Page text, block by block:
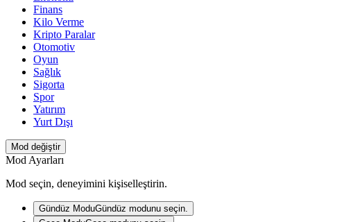
Finans
Kilo Verme
Kripto Paralar
Otomotiv
Oyun
Sağlık
Sigorta
Spor
Yatırım
Yurt Dışı
Mod değiştir
Mod Ayarları
Mod seçin, deneyimini kişiselleştirin.
Gündüz ModuGündüz modunu seçin.